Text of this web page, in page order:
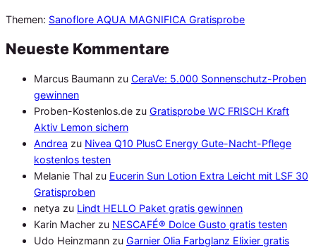
Themen: Sanoflore AQUA MAGNIFICA Gratisprobe
Neueste Kommentare
Marcus Baumann zu CeraVe: 5.000 Sonnenschutz-Proben
gewinnen
Proben-Kostenlos.de zu Gratisprobe WC FRISCH Kraft
Aktiv Lemon sichern
Andrea zu Nivea Q10 PlusC Energy Gute-Nacht-Pflege
kostenlos testen
Melanie Thal zu Eucerin Sun Lotion Extra Leicht mit LSF 30
Gratisproben
netya zu Lindt HELLO Paket gratis gewinnen
Karin Macher zu NESCAFÉ® Dolce Gusto gratis testen
Udo Heinzmann zu Garnier Olia Farbglanz Elixier gratis